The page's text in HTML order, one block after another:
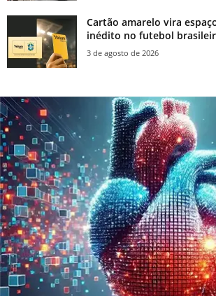
Cartão amarelo vira
inédito no futebol
3 de agosto de 2026